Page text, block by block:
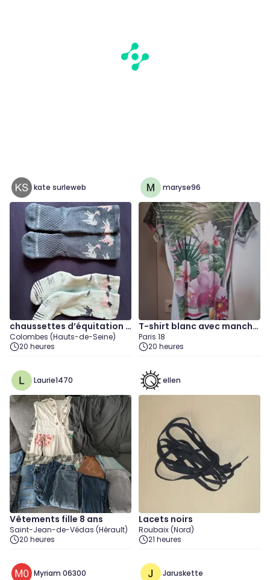
kate surleweb
chaussettes d’équitation e
nfant
Colombes (Hauts-de-Seine)
20 heures
maryse96
T-shirt blanc avec manche
s à motif.
Paris 18
20 heures
Laurie1470
Vêtements fille 8 ans
Saint-Jean-de-Védas (Hérault)
20 heures
ellen
Lacets noirs
Roubaix (Nord)
21 heures
Myriam 06300 Jaruskette